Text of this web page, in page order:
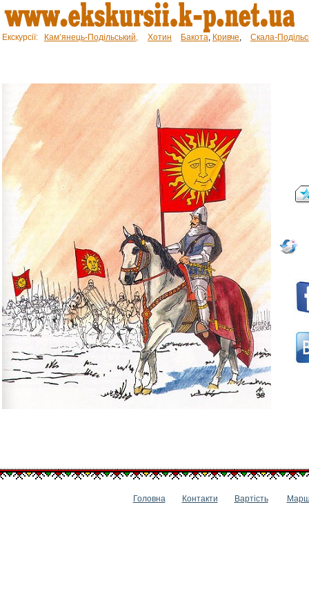
Екскурсії: Кам’янець-Подільський, Хотин Бакота, Кривче, Скала-
Головна Контакти Вартість